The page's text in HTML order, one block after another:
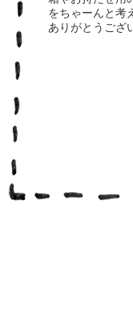
をちゃーんと考
ありがとうござ